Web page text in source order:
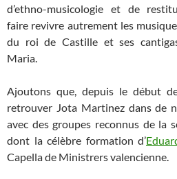
d’ethno-musicologie et de
faire revivre autrement les
du roi de Castille et ses
Maria.
Ajoutons que, depuis le début
retrouver Jota Martinez dans de
avec des groupes reconnus de la
dont la célèbre formation d’
Capella de Ministrers valencienne.